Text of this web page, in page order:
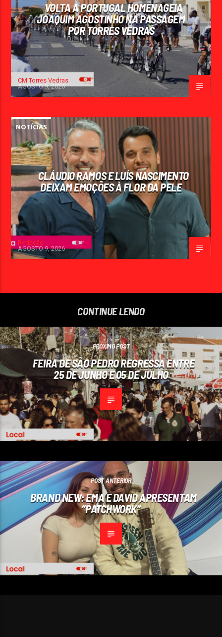
VOLTA A PORTUGAL HOMENAGEIA
JOAQUIM AGOSTINHO NA PASSAGEM
POR TORRES VEDRAS
CM Torres Vedras
AGOSTO 9, 2026
NOTÍCIAS
CLÁUDIO RAMOS E LUÍS NASCIMENTO
DEIXAM EMOÇÕES À FLOR DA PELE
Redação
AGOSTO 9, 2026
CONTINUE LENDO
PRÓXIMO POST
FEIRA DE SÃO PEDRO REGRESSA ENTRE
25 DE JUNHO E 05 DE JULHO
POST ANTERIOR
BRAND NEW: EMA E DAVID APRESENTAM
“PATCHWORK”